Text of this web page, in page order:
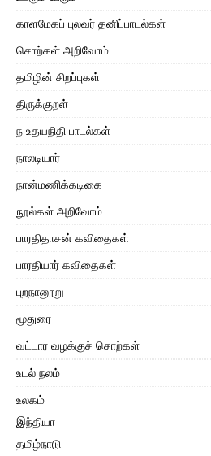
காளமேகப் புலவர் தனிப்பாடல்கள்
சொற்கள் அறிவோம்
தமிழின் சிறப்புகள்
திருக்குறள்
ந உதயநிதி பாடல்கள்
நாலடியார்
நான்மணிக்கடிகை
நூல்கள் அறிவோம்
பாரதிதாசன் கவிதைகள்
பாரதியார் கவிதைகள்
புறநானூறு
மூதுரை
வட்டார வழக்குச் சொற்கள்
உடல் நலம்
உலகம்
இந்தியா
தமிழ்நாடு